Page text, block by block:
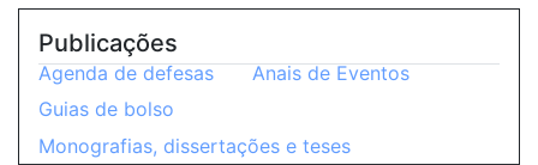
Publicações
Agenda de defesas
Anais de Eventos
Guias de bolso
Monografias, dissertações e teses